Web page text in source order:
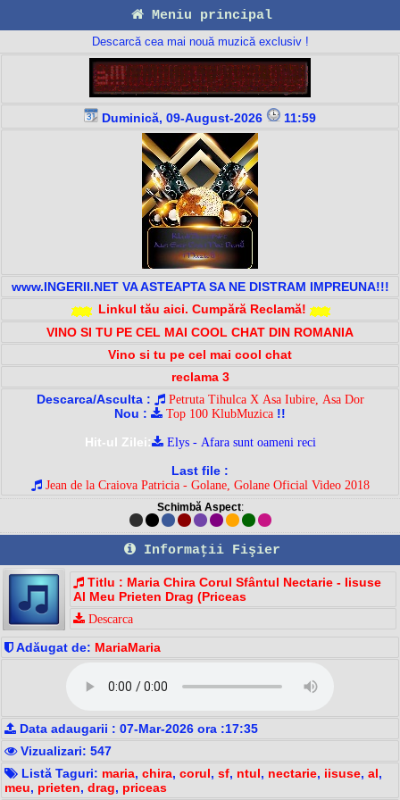
Meniu principal
Descarcă cea mai nouă muzică exclusiv !
Duminică, 09-August-2026 11:59
www.INGERII.NET VA ASTEAPTA SA NE DISTRAM IMPREUNA!!!
Linkul tău aici. Cumpără Reclamă!
VINO SI TU PE CEL MAI COOL CHAT DIN ROMANIA
Vino si tu pe cel mai cool chat
reclama 3
Descarca/Asculta :
Petruta Tihulca X Asa Iubire, Asa Dor
Nou : Top 100 KlubMuzica !!
Hit-ul Zilei:
Elys - Afara sunt oameni reci
Last file :
Jean de la Craiova Patricia - Golane, Golane Oficial Video 2018
Schimbă Aspect:
Informaţii Fişier
Titlu : Maria Chira Corul Sfântul Nectarie - Iisuse
Al Meu Prieten Drag (Priceas
Descarca
Adăugat de: MariaMaria
Data adaugarii : 07-Mar-2026 ora :17:35
Vizualizari: 547
Listă Taguri: maria, chira, corul, sf, ntul, nectarie, iisuse, al,
meu, prieten, drag, priceas